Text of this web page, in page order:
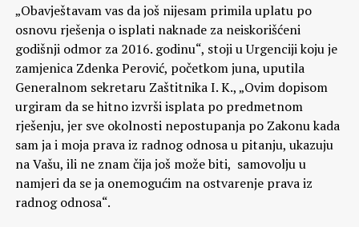
„Obavještavam vas da još nijesam primila uplatu po
osnovu rješenja o isplati naknade za neiskorišćeni
godišnji odmor za 2016. godinu“, stoji u Urgenciji koju je
zamjenica Zdenka Perović, početkom juna, uputila
Generalnom sekretaru Zaštitnika I. K., „Ovim dopisom
urgiram da se hitno izvrši isplata po predmetnom
rješenju, jer sve okolnosti nepostupanja po Zakonu kada
sam ja i moja prava iz radnog odnosa u pitanju, ukazuju
na Vašu, ili ne znam čija još može biti, samovolju u
namjeri da se ja onemogućim na ostvarenje prava iz
radnog odnosa“.